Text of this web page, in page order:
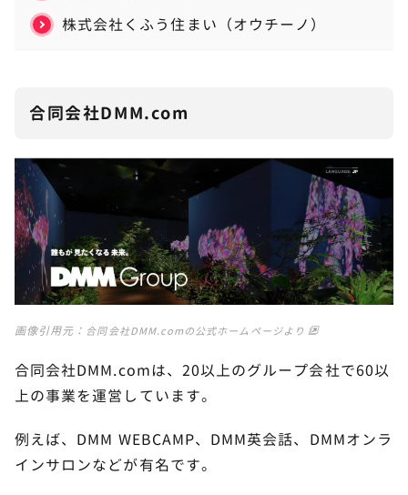
株式会社くふう住まい（オウチーノ）
合同会社DMM.com
画像引用元： 合同会社DMM.comの公式ホームページより
合同会社DMM.comは、20以上のグループ会社で60以
上の事業を運営しています。
例えば、DMM WEBCAMP、DMM英会話、DMMオンラ
インサロンなどが有名です。